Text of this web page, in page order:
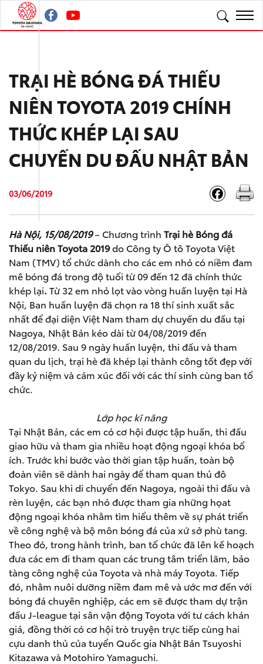
TRẠI HÈ BÓNG ĐÁ THIẾU
NIÊN TOYOTA 2019 CHÍNH
THỨC KHÉP LẠI SAU
CHUYẾN DU ĐẤU NHẬT BẢN
03/06/2019
Hà Nội, 15/08/2019– Chương trình Trại hè Bóng đá
Thiếu niên Toyota 2019do Công ty Ô tô Toyota Việt
Nam (TMV) tổ chức dành cho các em nhỏ có niềm đam
mê bóng đá trong độ tuổi từ 09 đến 12 đã chính thức
khép lại. Từ 32 em nhỏ lọt vào vòng huấn luyện tại Hà
Nội, Ban huấn luyện đã chọn ra 18 thí sinh xuất sắc
nhất để đại diện Việt Nam tham dự chuyến du đấu tại
Nagoya, Nhật Bản kéo dài từ 04/08/2019 đến
12/08/2019. Sau 9 ngày huấn luyện, thi đấu và tham
quan du lịch, trại hè đã khép lại thành công tốt đẹp với
đầy kỷ niệm và cảm xúc đối với các thí sinh cùng ban tổ
chức.
Lớp học kĩ năng
Tại Nhật Bản, các em có cơ hội được tập huấn, thi đấu
giao hữu và tham gia nhiều hoạt động ngoại khóa bổ
ích. Trước khi bước vào thời gian tập huấn, toàn bộ
đoàn viên sẽ dành hai ngày để tham quan thủ đô
Tokyo. Sau khi di chuyển đến Nagoya, ngoài thi đấu và
rèn luyện, các bạn nhỏ được tham gia những họat
động ngoại khóa nhằm tìm hiểu thêm về sự phát triển
về công nghệ và bộ môn bóng đá của xứ sở phù tang.
Theo đó, trong hành trình, ban tổ chức đã lên kế hoạch
đưa các em đi tham quan các trung tâm triển lãm, bảo
tàng công nghệ của Toyota và nhà máy Toyota. Tiếp
đó, nhằm nuôi dưỡng niềm đam mê và ước mơ đến với
bóng đá chuyên nghiệp, các em sẽ được tham dự trận
đấu J-league tại sân vận động Toyota với tư cách khán
giả, đồng thời có cơ hội trò truyện trực tiếp cùng hai
cựu danh thủ của tuyển Quốc gia Nhật Bản Tsuyoshi
Kitazawa và Motohiro Yamaguchi.